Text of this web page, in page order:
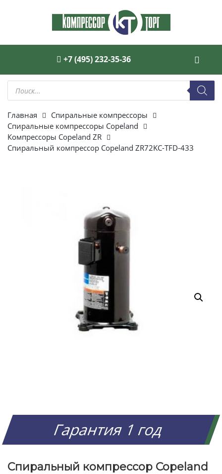
+7 (495) 232-35-36
Поиск
товаров
Главная
Спиральные компрессоры
Спиральные компрессоры Copeland
Компрессоры Copeland ZR
Спиральный компрессор Copeland ZR72KC-TFD-433
Гарантия 1 год
Спиральный компрессор Copeland